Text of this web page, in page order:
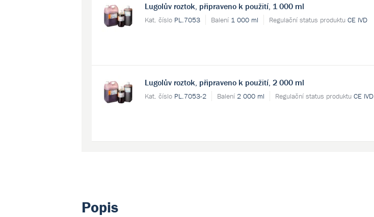
Lugolův roztok, připraveno k použití, 1 000 ml
Kat. číslo PL.7053 Balení 1 000 ml Regulační status produktu CE IVD
Lugolův roztok, připraveno k použití, 2 000 ml
Kat. číslo PL.7053-2 Balení 2 000 ml Regulační status produktu CE IVD
Popis